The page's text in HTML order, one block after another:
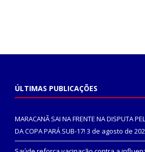
ÚLTIMAS PUBLICAÇÕES
MARACANÃ SAI NA FRENTE NA DISPUTA
DA COPA PARÁ SUB-17! 3 de agosto de